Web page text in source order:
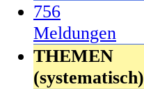
756
Meldungen
THEMEN
(systematisch)